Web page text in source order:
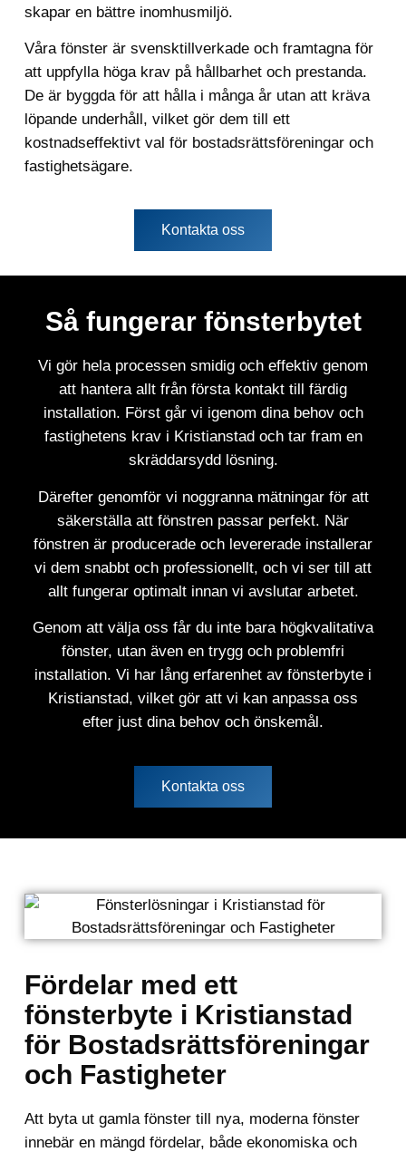
skapar en bättre inomhusmiljö.
Våra fönster är svensktillverkade och framtagna för
att uppfylla höga krav på hållbarhet och prestanda.
De är byggda för att hålla i många år utan att kräva
löpande underhåll, vilket gör dem till ett
kostnadseffektivt val för bostadsrättsföreningar och
fastighetsägare.
Kontakta oss
Så fungerar fönsterbytet
Vi gör hela processen smidig och effektiv genom
att hantera allt från första kontakt till färdig
installation. Först går vi igenom dina behov och
fastighetens krav i Kristianstad och tar fram en
skräddarsydd lösning.
Därefter genomför vi noggranna mätningar för att
säkerställa att fönstren passar perfekt. När
fönstren är producerade och levererade installerar
vi dem snabbt och professionellt, och vi ser till att
allt fungerar optimalt innan vi avslutar arbetet.
Genom att välja oss får du inte bara högkvalitativa
fönster, utan även en trygg och problemfri
installation. Vi har lång erfarenhet av fönsterbyte i
Kristianstad, vilket gör att vi kan anpassa oss
efter just dina behov och önskemål.
Kontakta oss
Fördelar med ett
fönsterbyte i Kristianstad
för Bostadsrättsföreningar
och Fastigheter
Att byta ut gamla fönster till nya, moderna fönster
innebär en mängd fördelar, både ekonomiska och